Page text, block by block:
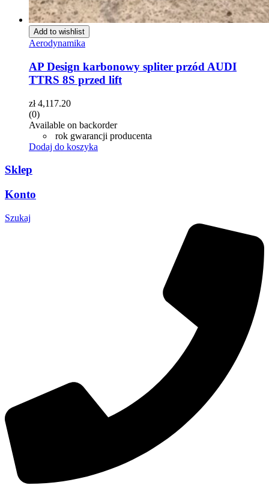
Add to wishlist
Aerodynamika
AP Design karbonowy spliter przód AUDI
TTRS 8S przed lift
zł4,117.20
(0)
Available on backorder
rok gwarancji producenta
Dodaj do koszyka
Sklep
Konto
Szukaj